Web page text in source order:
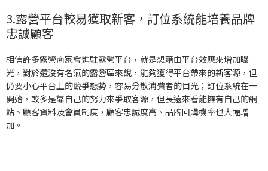
3.露營平台較易獲取新客，訂位系統能培養品牌
忠誠顧客
相信許多露營商家會進駐露營平台，就是想藉由平台效應來增加曝
光，對於還沒有名氣的露營區來說，能夠獲得平台帶來的新客源，但
仍要小心平台上的競爭態勢，容易分散消費者的目光；訂位系統在一
開始，較多是靠自己的努力來爭取客源，但長遠來看能擁有自己的網
站、顧客資料及會員制度，顧客忠誠度高、品牌回購機率也大幅增
加。